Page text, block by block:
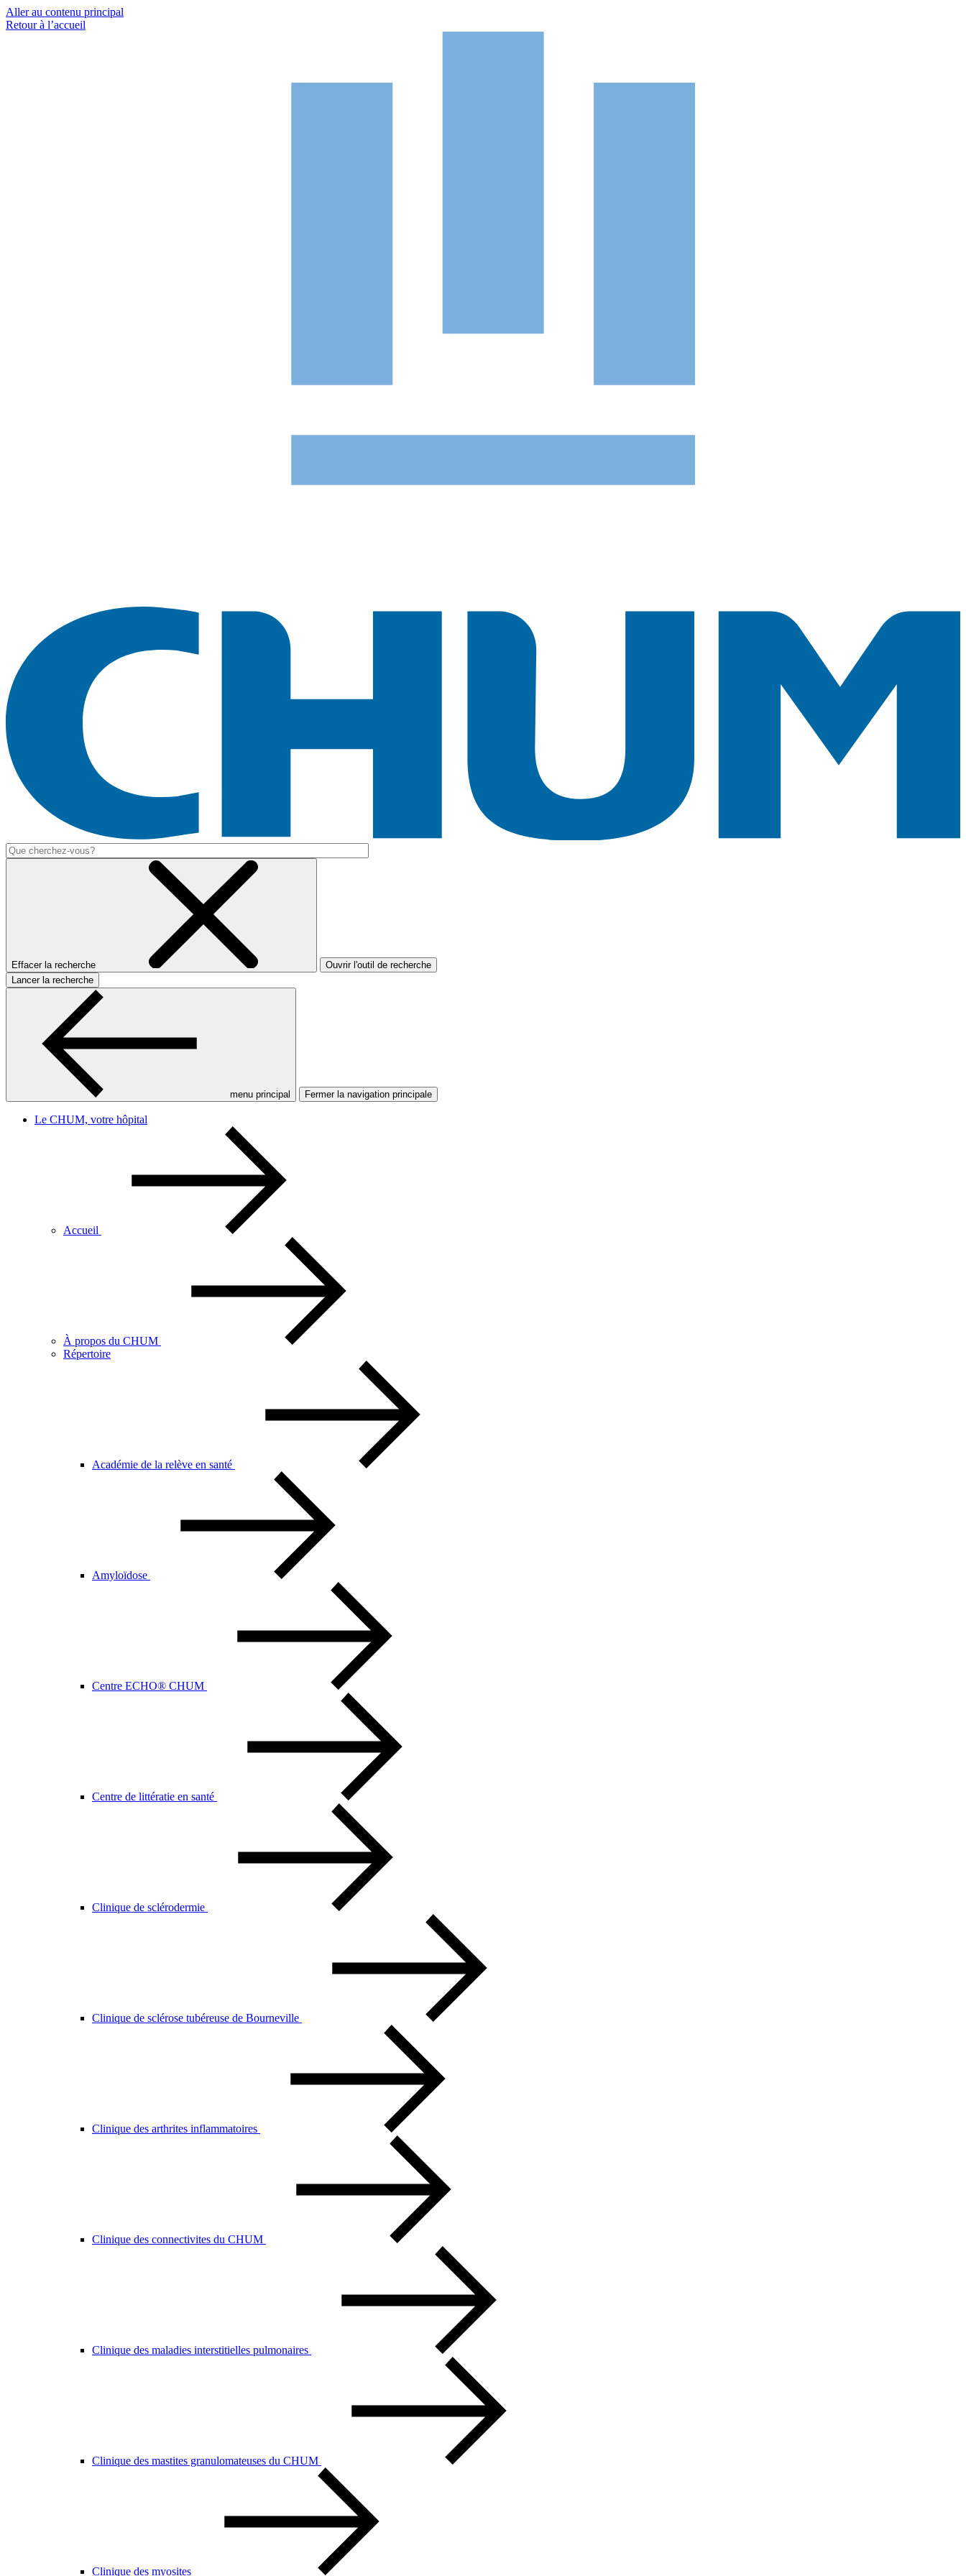
Aller au contenu principal
Retour à l’accueil
Effacer la recherche
Ouvrir l'outil de recherche
Lancer la recherche
menu principal Fermer la navigation principale
Le CHUM, votre hôpital
Accueil
À propos du CHUM
Répertoire
Académie de la relève en santé
Amyloïdose
Centre ECHO® CHUM
Centre de littératie en santé
Clinique de sclérodermie
Clinique de sclérose tubéreuse de Bourneville
Clinique des arthrites inflammatoires
Clinique des connectivites du CHUM
Clinique des maladies interstitielles pulmonaires
Clinique des mastites granulomateuses du CHUM
Clinique des myosites